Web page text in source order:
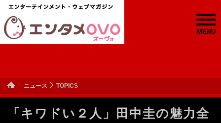
MENU
ニュース TOPICS
「キワドい２人」田中圭の魅力全